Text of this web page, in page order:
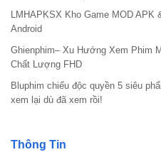
LMHAPKSX Kho Game MOD APK
Android
Ghienphim– Xu Hướng Xem Phim
Chất Lượng FHD
Bluphim chiếu độc quyền 5 siêu
xem lại dù đã xem rồi!
Thông Tin